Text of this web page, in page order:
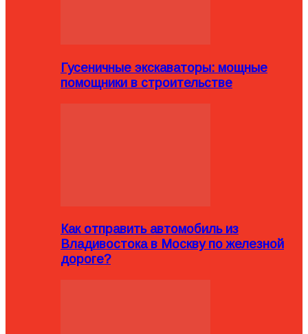
Гусеничные экскаваторы: мощные
помощники в строительстве
Как отправить автомобиль из
Владивостока в Москву по железной
дороге?